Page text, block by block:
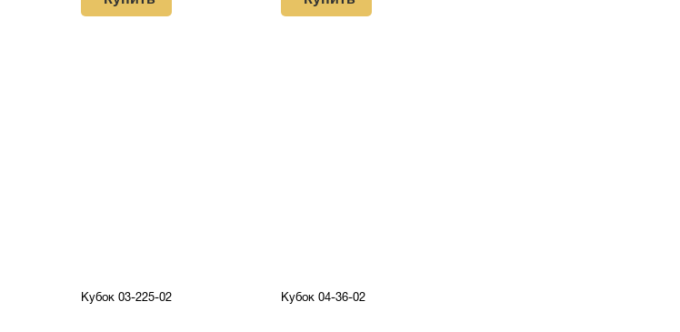
Кубок 03-225-02 Кубок 04-36-02